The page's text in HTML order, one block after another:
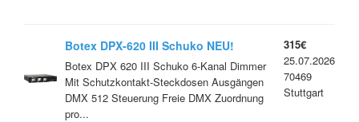
Botex DPX-620 III Schuko NEU!
Botex DPX 620 III Schuko 6-Kanal Dimmer
Mit Schutzkontakt-Steckdosen Ausgängen
DMX 512 Steuerung Freie DMX Zuordnung
pro...
315€
25.07.2026
70469
Stuttgart